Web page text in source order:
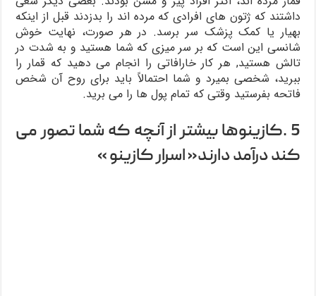
داشتند که ژتون های افرادی که مرده اند را بدزدند قبل از اینکه
بهیار یا کمک پزشک سر برسد. در هر صورت، نهایت خوش
شانسی این است که بر سر میزی که شما هستید و به شدت در
تالش هستید, هر کار خارافاتی را انجام می دهید که قمار را
ببرید، شخصی بمیرد و شما احتمالاً باید برای روح آن شخص
فاتحه بفرستید وقتی که تمام پول ها را می برید.
5 .کازینوها بیشتر از آنچه که شما تصور می
کند درآمد دارند« اسرار کازینو »